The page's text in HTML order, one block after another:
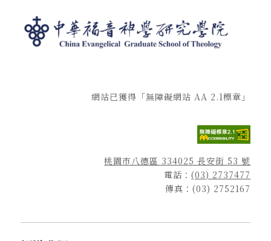
網站已獲得「無障礙網站 AA 2.1標章」
桃園市八德區 334025 長安街 53 號
電話：(03) 2737477
傳真：(03) 2752167